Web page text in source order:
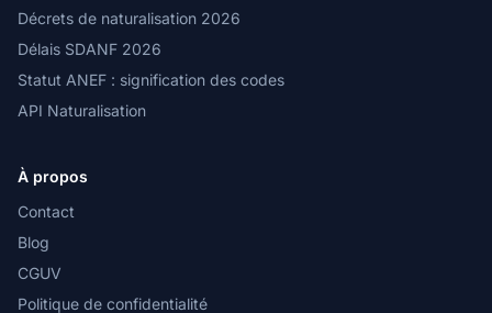
Décrets de naturalisation 2026
Délais SDANF 2026
Statut ANEF : signification des codes
API Naturalisation
À propos
Contact
Blog
CGUV
Politique de confidentialité